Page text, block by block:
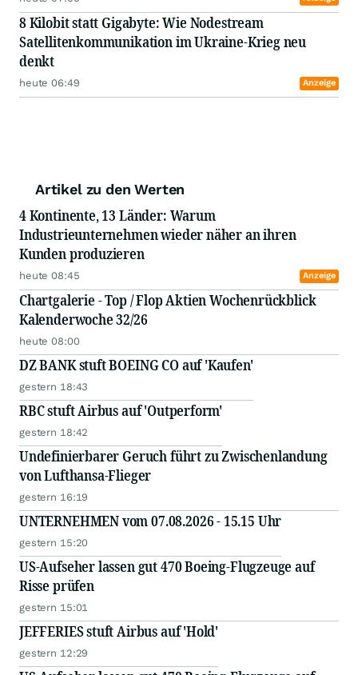
8 Kilobit statt Gigabyte: Wie Nodestream
Satellitenkommunikation im Ukraine-Krieg neu
denkt
heute 06:49 Anzeige
Artikel zu den Werten
4 Kontinente, 13 Länder: Warum
Industrieunternehmen wieder näher an ihren
Kunden produzieren
heute 08:45 Anzeige
Chartgalerie - Top / Flop Aktien Wochenrückblick
Kalenderwoche 32/26
heute 08:00
DZ BANK stuft BOEING CO auf 'Kaufen'
gestern 18:43
RBC stuft Airbus auf 'Outperform'
gestern 18:42
Undefinierbarer Geruch führt zu Zwischenlandung
von Lufthansa-Flieger
gestern 16:19
UNTERNEHMEN vom 07.08.2026 - 15.15 Uhr
gestern 15:20
US-Aufseher lassen gut 470 Boeing-Flugzeuge auf
Risse prüfen
gestern 15:01
JEFFERIES stuft Airbus auf 'Hold'
gestern 12:29